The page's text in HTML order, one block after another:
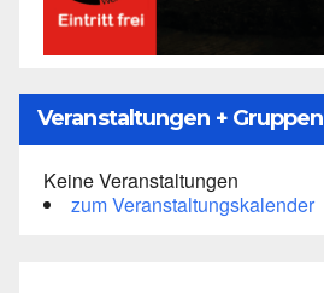
Veranstaltungen + Gruppen
Keine Veranstaltungen
zum Veranstaltungskalender